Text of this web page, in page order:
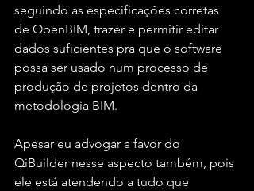
seguindo as especificações corretas
de OpenBIM, trazer e permitir editar
dados suficientes pra que o software
possa ser usado num processo de
produção de projetos dentro da
metodologia BIM.
Apesar eu advogar a favor do
QiBuilder nesse aspecto também, pois
ele está atendendo a tudo que